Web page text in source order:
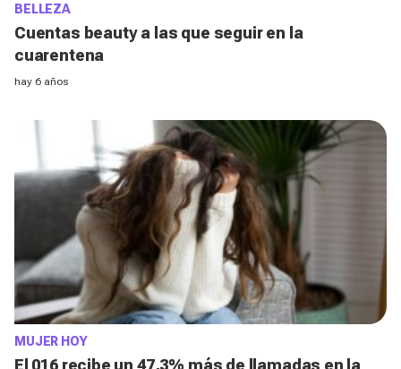
BELLEZA
Cuentas beauty a las que seguir en la
cuarentena
hay 6 años
MUJER HOY